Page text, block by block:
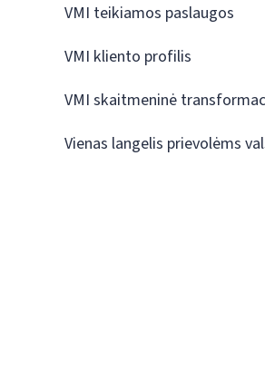
VMI teikiamos paslaugos
VMI kliento profilis
VMI skaitmeninė
Vienas langelis prievolėms